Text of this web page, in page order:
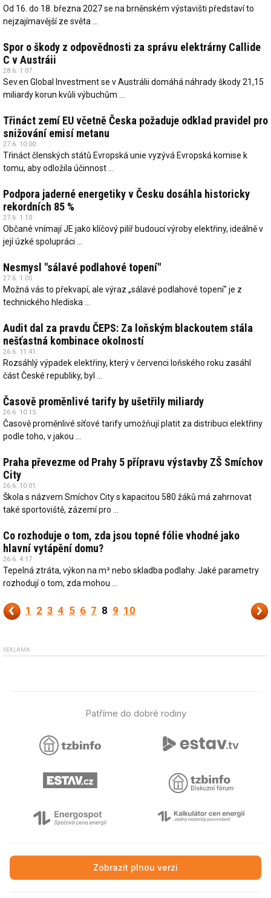
Od 16. do 18. března 2027 se na brněnském výstavišti představí to
nejzajímavější ze světa ...
Spor o škody z odpovědnosti za správu elektrárny Callide
C v Austráii
28.6. 1:07
Sev.en Global Investment se v Austrálii domáhá náhrady škody 21,15
miliardy korun kvůli výbuchům ...
Třináct zemí EU včetně Česka požaduje odklad pravidel pro
snižování emisí metanu
27.6. 10:00
Třináct členských států Evropská unie vyzývá Evropská komise k
tomu, aby odložila účinnost ...
Podpora jaderné energetiky v Česku dosáhla historicky
rekordních 85 %
27.6. 1:10
Občané vnímají JE jako klíčový pilíř budoucí výroby elektřiny, ideálně v
její úzké spolupráci ...
Nesmysl "sálavé podlahové topení"
27.6. 1:05
Možná vás to překvapí, ale výraz „sálavé podlahové topení" je z
technického hlediska ...
Audit dal za pravdu ČEPS: Za loňským blackoutem stála
nešťastná kombinace okolností
26.6. 11:41
Rozsáhlý výpadek elektřiny, který v červenci loňského roku zasáhl
část České republiky, byl ...
Časově proměnlivé tarify by ušetřily miliardy
26.6. 10:15
Časově proměnlivé síťové tarify umožňují platit za distribuci elektřiny
podle toho, v jakou ...
Praha převezme od Prahy 5 přípravu výstavby ZŠ Smíchov
City
26.6. 10:01
Škola s názvem Smíchov City s kapacitou 580 žáků má zahrnovat
také sportoviště, zázemí pro ...
Co rozhoduje o tom, zda jsou topné fólie vhodné jako
hlavní vytápění domu?
26.6. 4:17
Tepelná ztráta, výkon na m² nebo skladba podlahy. Jaké parametry
rozhodují o tom, zda mohou ...
1 2 3 4 5 6 7 8 9 10
REKLAMA
Patříme do dobré rodiny
Zobrazit plnou verzi